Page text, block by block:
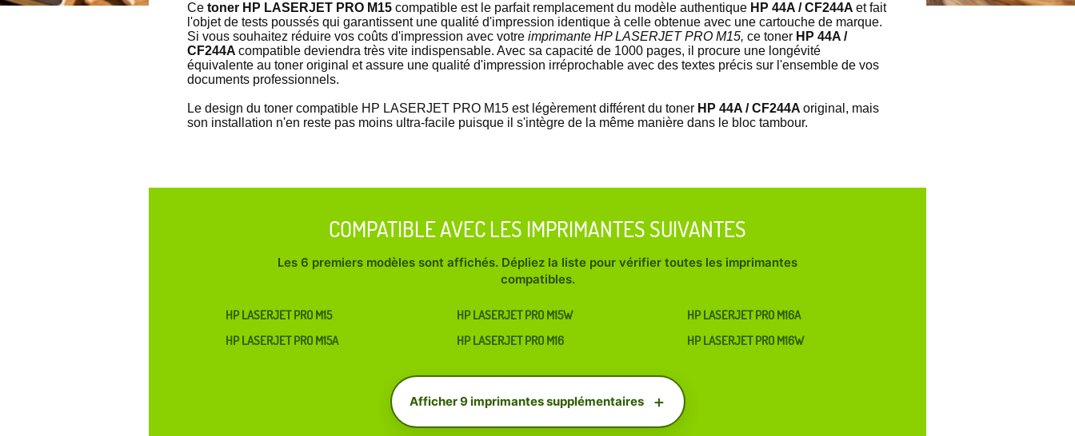
Ce toner HP LASERJET PRO M15 compatible est le parfait remplacement du modèle authentique HP 44A / CF244A et fait
l'objet de tests poussés qui garantissent une qualité d'impression identique à celle obtenue avec une cartouche de marque.
Si vous souhaitez réduire vos coûts d'impression avec votre imprimante HP LASERJET PRO M15, ce toner HP 44A /
CF244A compatible deviendra très vite indispensable. Avec sa capacité de 1000 pages, il procure une longévité
équivalente au toner original et assure une qualité d'impression irréprochable avec des textes précis sur l'ensemble de vos
documents professionnels.
Le design du toner compatible HP LASERJET PRO M15 est légèrement différent du toner HP 44A / CF244A original, mais
son installation n'en reste pas moins ultra-facile puisque il s'intègre de la même manière dans le bloc tambour.
COMPATIBLE AVEC LES IMPRIMANTES SUIVANTES
Les 6 premiers modèles sont affichés. Dépliez la liste pour vérifier toutes les imprimantes
compatibles.
HP LASERJET PRO M15
HP LASERJET PRO M15A
HP LASERJET PRO M15W
HP LASERJET PRO M16
HP LASERJET PRO M16A
HP LASERJET PRO M16W
Afficher 9 imprimantes supplémentaires